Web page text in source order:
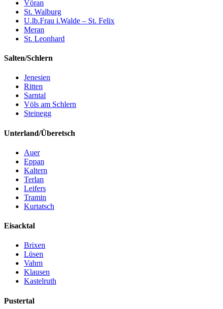
Vöran
St. Walburg
U.lb.Frau i.Walde – St. Felix
Meran
St. Leonhard
Salten/Schlern
Jenesien
Ritten
Sarntal
Völs am Schlern
Steinegg
Unterland/Überetsch
Auer
Eppan
Kaltern
Terlan
Leifers
Tramin
Kurtatsch
Eisacktal
Brixen
Lüsen
Vahrn
Klausen
Kastelruth
Pustertal